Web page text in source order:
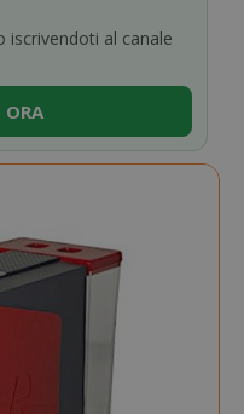
al canale
ORA